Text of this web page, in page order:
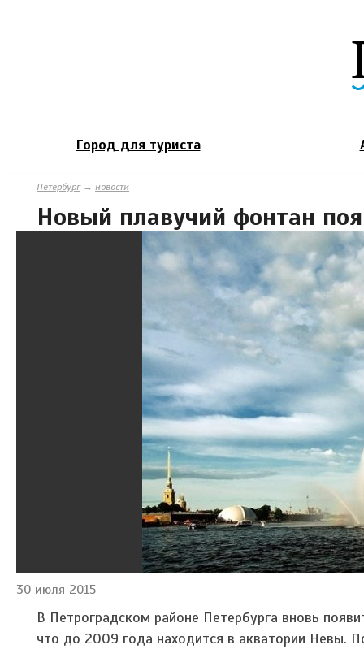
Город для туриста
Петербург→ новости
Новый плавучий фонтан
30 июля 2015
В Петроградском районе Петербурга вновь
что до 2009 года находится в акватории Невы.